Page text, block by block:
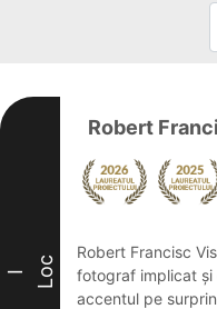
I Loc
Robert
Robert Francisc
fotograf implicat
accentul pe